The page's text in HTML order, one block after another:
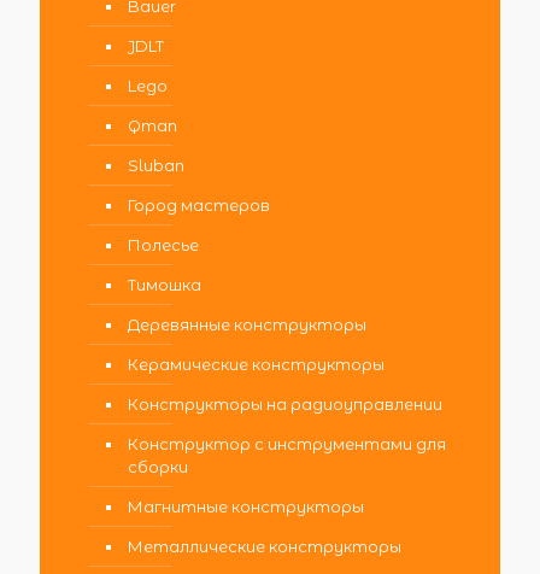
Bauer
JDLT
Lego
Qman
Sluban
Город мастеров
Полесье
Тимошка
Деревянные конструкторы
Керамические конструкторы
Конструкторы на радиоуправлении
Конструктор с инструментами для
сборки
Магнитные конструкторы
Металлические конструкторы